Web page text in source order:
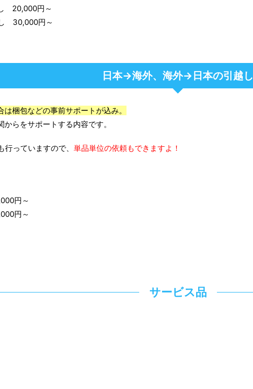
20,000円～
30,000円～
日本→海外、海外→日本の引越し
梱包などの事前サポートが込み。
らをサポートする内容です。
っていますので、 単品単位の依頼もできますよ！
円～
円～
サービス品